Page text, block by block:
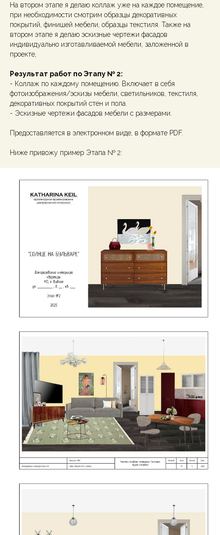
На втором этапе я делаю коллаж уже на каждое помещение,
при необходимости смотрим образцы декоративных
покрытий, финишей мебели, образцы текстиля. Также на
втором этапе я делаю эскизные чертежи фасадов
индивидуально изготавливаемой мебели, заложенной в
проекте,
Результат работ по Этапу № 2:
- Коллаж по каждому помещению. Включает в себя
фотоизображения/эскизы мебели, светильников, текстиля,
декоративных покрытий стен и пола.
- Эскизные чертежи фасадов мебели с размерами.
Предоставляется в электронном виде, в формате PDF.
Ниже привожу пример Этапа № 2: